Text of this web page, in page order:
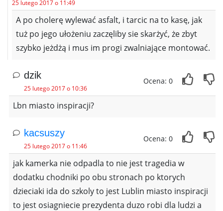
25 lutego 2017 o 11:49
A po cholerę wylewać asfalt, i tarcic na to kasę, jak
tuż po jego ułożeniu zaczęliby sie skarżyć, że zbyt
szybko jeżdżą i mus im progi zwalniające montować.
dzik
25 lutego 2017 o 10:36
Ocena: 0
Lbn miasto inspiracji?
kacsuszy
25 lutego 2017 o 11:46
Ocena: 0
jak kamerka nie odpadla to nie jest tragedia w
dodatku chodniki po obu stronach po ktorych
dzieciaki ida do szkoly to jest Lublin miasto inspiracji
to jest osiagniecie prezydenta duzo robi dla ludzi a